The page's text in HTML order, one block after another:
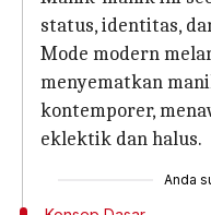
status, identitas,
Mode modern
menyematkan
kontemporer,
eklektik dan halus.
Anda